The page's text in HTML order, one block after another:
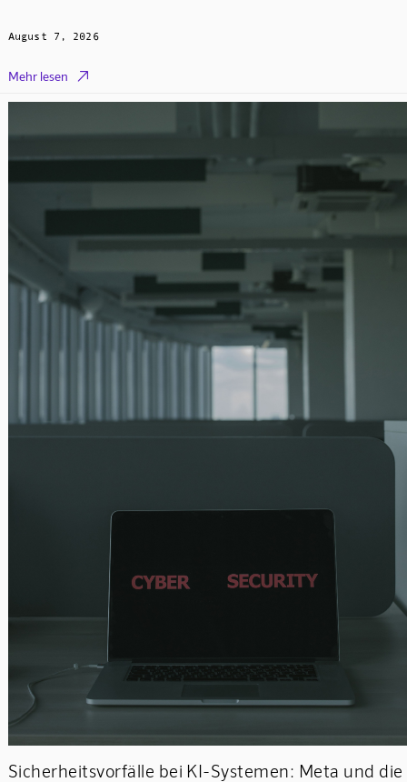
August 7, 2026
Mehr lesen 
Sicherheitsvorfälle bei KI-Systemen: Meta und die